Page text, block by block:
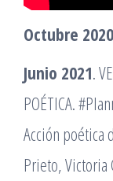
Octubre 2020
Junio 2021.
POÉTICA.
Acción poética
Prieto, Victoria